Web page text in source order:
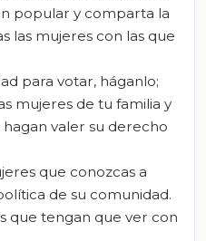
popular y comparta la
las mujeres con las que
para votar, háganlo;
mujeres de tu familia y
valer su derecho
que conozcas a
de su comunidad.
que tengan que ver con